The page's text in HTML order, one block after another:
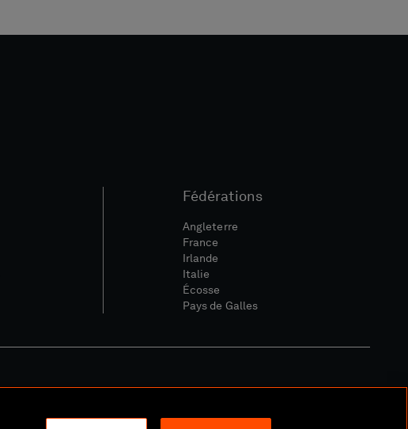
Fédérations
Angleterre
France
Irlande
Italie
Écosse
Pays de Galles
Politique Sociale Et Numérique